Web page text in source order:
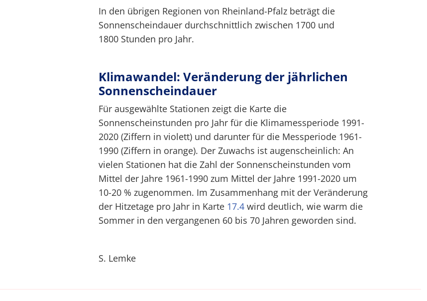
In den übrigen Regionen von Rheinland-Pfalz beträgt die
Sonnenscheindauer durchschnittlich zwischen 1700 und
1800 Stunden pro Jahr.
Klimawandel: Veränderung der jährlichen
Sonnenscheindauer
Für ausgewählte Stationen zeigt die Karte die
Sonnenscheinstunden pro Jahr für die Klimamessperiode 1991-
2020 (Ziffern in violett) und darunter für die Messperiode 1961-
1990 (Ziffern in orange). Der Zuwachs ist augenscheinlich: An
vielen Stationen hat die Zahl der Sonnenscheinstunden vom
Mittel der Jahre 1961-1990 zum Mittel der Jahre 1991-2020 um
10-20 % zugenommen. Im Zusammenhang mit der Veränderung
der Hitzetage pro Jahr in Karte 17.4 wird deutlich, wie warm die
Sommer in den vergangenen 60 bis 70 Jahren geworden sind.
S. Lemke